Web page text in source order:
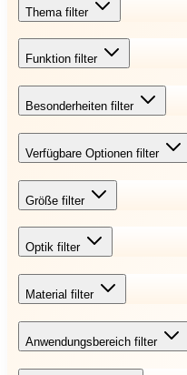
Thema filter
Funktion filter
Besonderheiten filter
Verfügbare Optionen filter
Größe filter
Optik filter
Material filter
Anwendungsbereich filter